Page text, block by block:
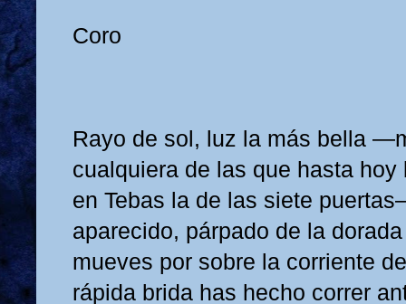
Coro
Rayo de sol, luz la más bella
cualquiera de las que hasta hoy
en Tebas la de las siete
aparecido, párpado de la
mueves por sobre la corriente
rápida brida has hecho correr